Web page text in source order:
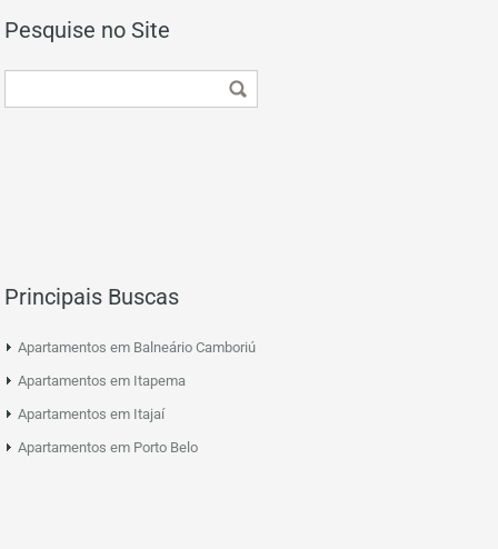
Pesquise no Site
Principais Buscas
Apartamentos em Balneário Camboriú
Apartamentos em Itapema
Apartamentos em Itajaí
Apartamentos em Porto Belo